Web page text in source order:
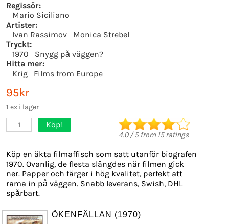
Regissör:
Mario Siciliano
Artister:
Ivan Rassimov
Monica Strebel
Tryckt:
1970
Snygg på väggen?
Hitta mer:
Krig
Films from Europe
95kr
1 ex i lager
1 Köp!
4.0/5from 15ratings
Köp en äkta filmaffisch som satt utanför biografen
1970. Ovanlig, de flesta slängdes när filmen gick
ner. Papper och färger i hög kvalitet, perfekt att
rama in på väggen. Snabb leverans, Swish, DHL
spårbart.
ÖKENFÄLLAN (1970)